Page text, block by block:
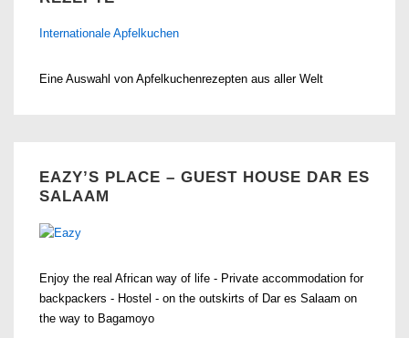
Internationale Apfelkuchen
Eine Auswahl von Apfelkuchenrezepten aus aller Welt
EAZY’S PLACE – GUEST HOUSE DAR ES
SALAAM
Enjoy the real African way of life - Private accommodation for
backpackers - Hostel - on the outskirts of Dar es Salaam on
the way to Bagamoyo